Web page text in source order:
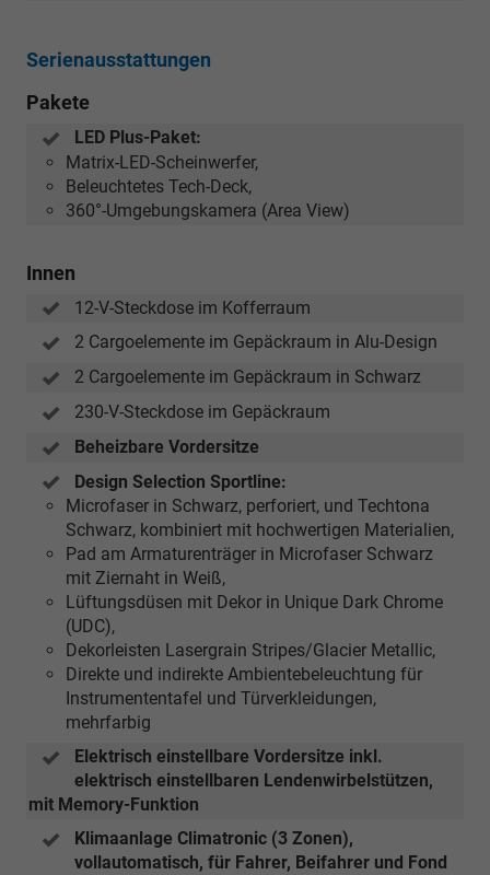
Serienausstattungen
Pakete
LED Plus-Paket:
Matrix-LED-Scheinwerfer,
Beleuchtetes Tech-Deck,
360°-Umgebungskamera (Area View)
Innen
12-V-Steckdose im Kofferraum
2 Cargoelemente im Gepäckraum in Alu-Design
2 Cargoelemente im Gepäckraum in Schwarz
230-V-Steckdose im Gepäckraum
Beheizbare Vordersitze
Design Selection Sportline:
Microfaser in Schwarz, perforiert, und Techtona
Schwarz, kombiniert mit hochwertigen Materialien,
Pad am Armaturenträger in Microfaser Schwarz
mit Ziernaht in Weiß,
Lüftungsdüsen mit Dekor in Unique Dark Chrome
(UDC),
Dekorleisten Lasergrain Stripes/Glacier Metallic,
Direkte und indirekte Ambientebeleuchtung für
Instrumententafel und Türverkleidungen,
mehrfarbig
Elektrisch einstellbare Vordersitze inkl.
elektrisch einstellbaren Lendenwirbelstützen,
mit Memory-Funktion
Klimaanlage Climatronic (3 Zonen),
vollautomatisch, für Fahrer, Beifahrer und Fond